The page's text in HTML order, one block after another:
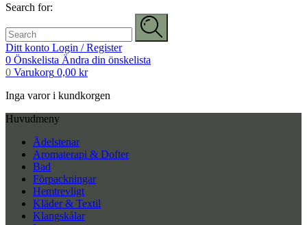
Search for:
Ditt konto Login / Register
0 Önskelista Ändra din önskelista
0 Varukorg 0,00 kr
Inga varor i kundkorgen
Huvudmeny
Ädelstenar
Aromaterapi & Dofter
Bad
Förpackningar
Hemtrevligt
Kläder & Textil
Klangskålar